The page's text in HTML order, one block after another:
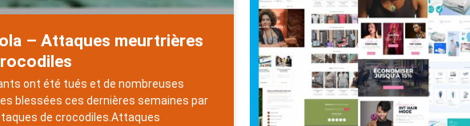
– Attaques meurtrières
ont été tués et de nombreuses
blessées ces dernières semaines par
de crocodiles.Attaques